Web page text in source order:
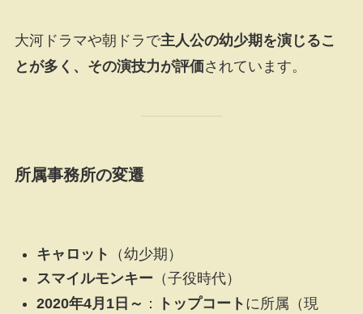
大河ドラマや朝ドラで主人公の幼少期を演じるこ
とが多く、その演技力が評価されています。
所属事務所の変遷
キャロット
（幼少期）
スマイルモンキー （子役時代）
2020年4月1日～ ： トップコート に所属（現